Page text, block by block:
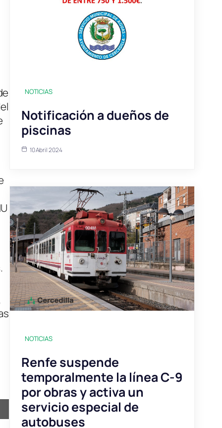
NOTICIAS
Notificación a dueños de
piscinas
10 Abril 2024
NOTICIAS
Renfe suspende
temporalmente la línea C-9
por obras y activa un
servicio especial de
autobuses